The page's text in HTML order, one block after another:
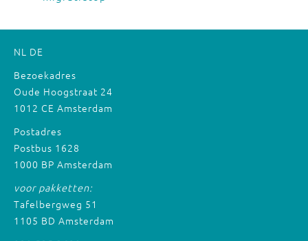
NL DE
Bezoekadres
Oude Hoogstraat 24
1012 CE Amsterdam
Postadres
Postbus 1628
1000 BP Amsterdam
voor pakketten:
Tafelbergweg 51
1105 BD Amsterdam